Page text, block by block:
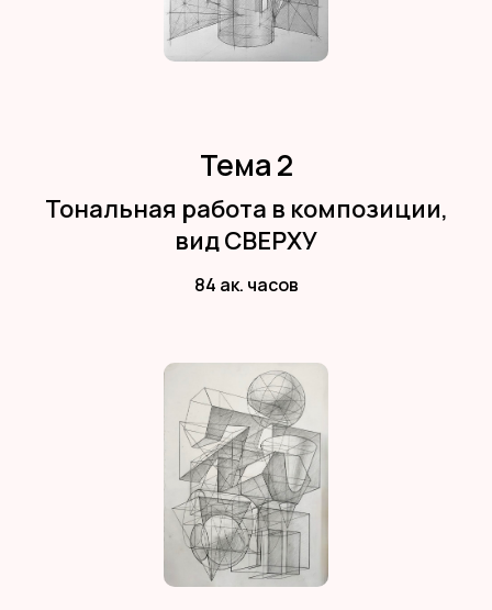
Тема 2
Тональная работа в композиции,
вид СВЕРХУ
84 ак. часов